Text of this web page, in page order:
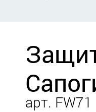
арт. FW71